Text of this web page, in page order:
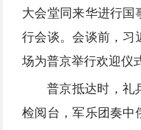
大会堂同来华进行国
行会谈。会谈前，习
场为普京举行欢迎仪
普京抵达时，礼
检阅台，军乐团奏中